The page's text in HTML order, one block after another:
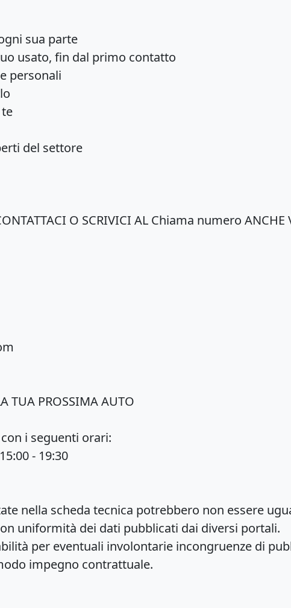
sua parte
usato, fin dal primo contatto
personali
del settore
O SCRIVICI AL Chiama numero ANCHE
TUA PROSSIMA AUTO
i seguenti orari:
- 19:30
nella scheda tecnica potrebbero non essere
uniformità dei dati pubblicati dai diversi portali.
per eventuali involontarie incongruenze di
impegno contrattuale.